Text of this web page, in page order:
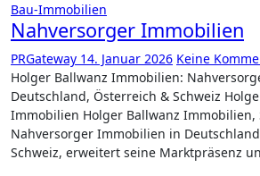
Bau-Immobilien
Nahversorger Immobilien
PRGateway 14. Januar 2026 Keine
Holger Ballwanz Immobilien: Nahversorger Immobilien
Deutschland, Österreich & Schweiz
Immobilien Holger Ballwanz Immobilien,
Nahversorger Immobilien in
Schweiz, erweitert seine Marktpräsenz